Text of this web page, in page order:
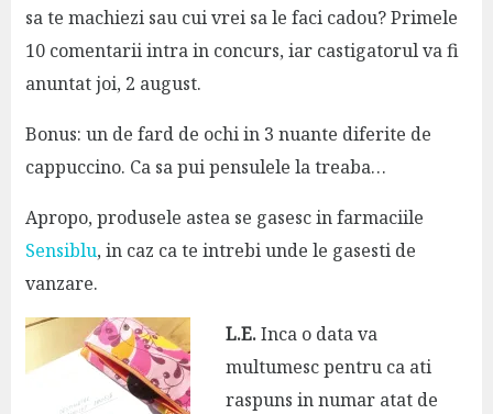
sa te machiezi sau cui vrei sa le faci cadou? Primele
10 comentarii intra in concurs, iar castigatorul va fi
anuntat joi, 2 august.
Bonus: un de fard de ochi in 3 nuante diferite de
cappuccino. Ca sa pui pensulele la treaba…
Apropo, produsele astea se gasesc in farmaciile
Sensiblu, in caz ca te intrebi unde le gasesti de
vanzare.
L.E.Inca o data va
multumesc pentru ca ati
raspuns in numar atat de